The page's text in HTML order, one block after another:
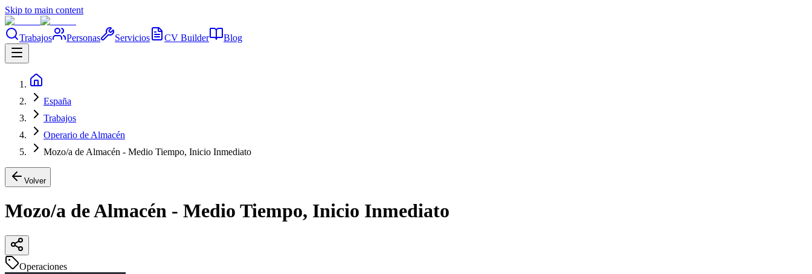
Skip to main content
Trabajos Personas Servicios CV Builder Blog
España
Trabajos
Operario de Almacén
Mozo/a de Almacén - Medio Tiempo, Inicio Inmediato
Volver
Mozo/a de Almacén - Medio Tiempo, Inicio Inmediato
Operaciones